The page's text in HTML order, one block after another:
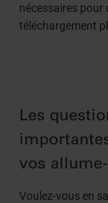
nécessaires pour
téléchargement
Les
vos
Voulez-vous en